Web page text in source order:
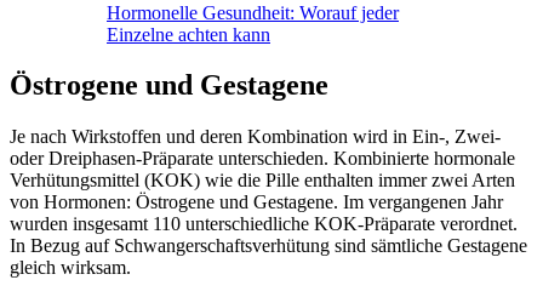
Hormonelle Gesundheit: Worauf jeder
Einzelne achten kann
Östrogene und Gestagene
Je nach Wirkstoffen und deren Kombination wird in Ein-, Zwei-
oder Dreiphasen-Präparate unterschieden. Kombinierte hormonale
Verhütungsmittel (KOK) wie die Pille enthalten immer zwei Arten
von Hormonen: Östrogene und Gestagene. Im vergangenen Jahr
wurden insgesamt 110 unterschiedliche KOK-Präparate verordnet.
In Bezug auf Schwangerschaftsverhütung sind sämtliche Gestagene
gleich wirksam.